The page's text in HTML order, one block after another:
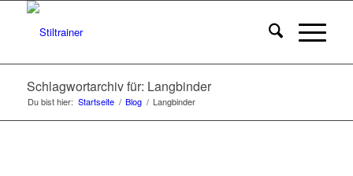
Schlagwortarchiv für: Langbinder
Du bist hier: Startseite / Blog / Langbinder